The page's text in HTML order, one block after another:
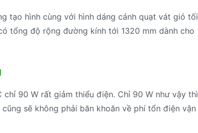
tạo hình cùng với hình dáng cánh quạt vát gió tối
tổng độ rộng đường kính tới 1320 mm dành cho
90 W rất giảm thiểu điện. Chỉ 90 W như vậy thì
sẽ không phải băn khoăn về phí tổn điện vận